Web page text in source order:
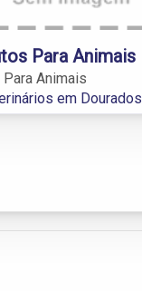
Para Animais
Animais
em Dourados